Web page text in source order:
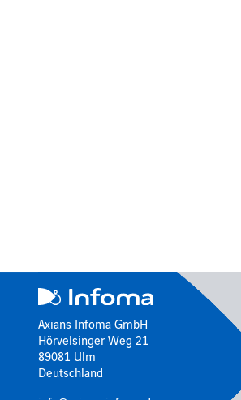
Axians Infoma GmbH
Hörvelsinger Weg 21
89081 Ulm
Deutschland